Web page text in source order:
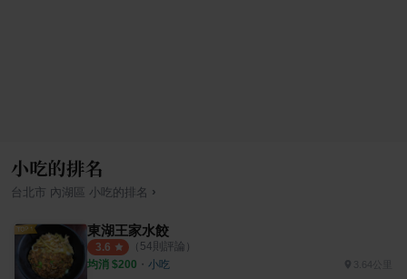
小吃的排名
台北市 內湖區 小吃 的排名 ›
東湖王家水餃
3.6 （ 54則評論）
均消 $200 ・ 小吃 3.64公里